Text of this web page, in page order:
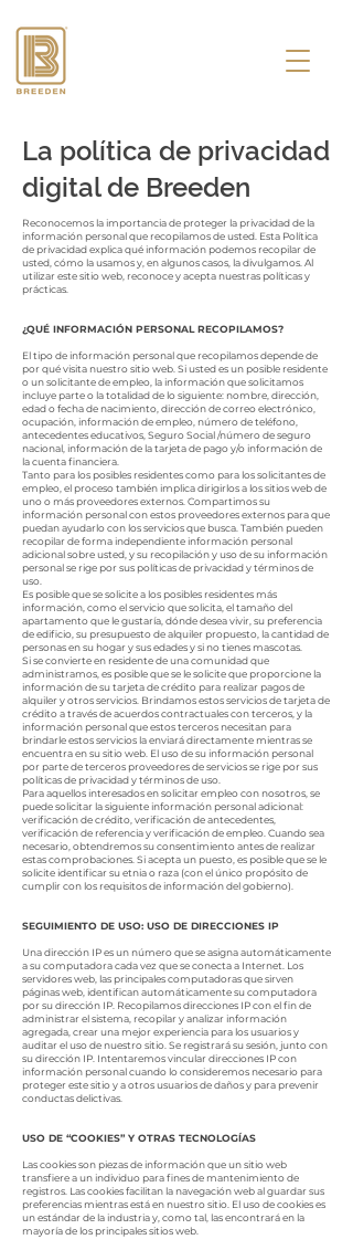
La política de privacidad
digital de Breeden
Reconocemos la importancia de proteger la privacidad de la
información personal que recopilamos de usted. Esta Política
de privacidad explica qué información podemos recopilar de
usted, cómo la usamos y, en algunos casos, la divulgamos. Al
utilizar este sitio web, reconoce y acepta nuestras políticas y
prácticas.
¿QUÉ INFORMACIÓN PERSONAL RECOPILAMOS?
El tipo de información personal que recopilamos depende de
por qué visita nuestro sitio web. Si usted es un posible residente
o un solicitante de empleo, la información que solicitamos
incluye parte o la totalidad de lo siguiente: nombre, dirección,
edad o fecha de nacimiento, dirección de correo electrónico,
ocupación, información de empleo, número de teléfono,
antecedentes educativos, Seguro Social /número de seguro
nacional, información de la tarjeta de pago y/o información de
la cuenta financiera.
Tanto para los posibles residentes como para los solicitantes de
empleo, el proceso también implica dirigirlos a los sitios web de
uno o más proveedores externos. Compartimos su
información personal con estos proveedores externos para que
puedan ayudarlo con los servicios que busca. También pueden
recopilar de forma independiente información personal
adicional sobre usted, y su recopilación y uso de su información
personal se rige por sus políticas de privacidad y términos de
uso.
Es posible que se solicite a los posibles residentes más
información, como el servicio que solicita, el tamaño del
apartamento que le gustaría, dónde desea vivir, su preferencia
de edificio, su presupuesto de alquiler propuesto, la cantidad de
personas en su hogar y sus edades y si no tienes mascotas.
Si se convierte en residente de una comunidad que
administramos, es posible que se le solicite que proporcione la
información de su tarjeta de crédito para realizar pagos de
alquiler y otros servicios. Brindamos estos servicios de tarjeta de
crédito a través de acuerdos contractuales con terceros, y la
información personal que estos terceros necesitan para
brindarle estos servicios la enviará directamente mientras se
encuentra en su sitio web. El uso de su información personal
por parte de terceros proveedores de servicios se rige por sus
políticas de privacidad y términos de uso.
Para aquellos interesados en solicitar empleo con nosotros, se
puede solicitar la siguiente información personal adicional:
verificación de crédito, verificación de antecedentes,
verificación de referencia y verificación de empleo. Cuando sea
necesario, obtendremos su consentimiento antes de realizar
estas comprobaciones. Si acepta un puesto, es posible que se le
solicite identificar su etnia o raza (con el único propósito de
cumplir con los requisitos de información del gobierno).
SEGUIMIENTO DE USO: USO DE DIRECCIONES IP
Una dirección IP es un número que se asigna automáticamente
a su computadora cada vez que se conecta a Internet. Los
servidores web, las principales computadoras que sirven
páginas web, identifican automáticamente su computadora
por su dirección IP. Recopilamos direcciones IP con el fin de
administrar el sistema, recopilar y analizar información
agregada, crear una mejor experiencia para los usuarios y
auditar el uso de nuestro sitio. Se registrará su sesión, junto con
su dirección IP. Intentaremos vincular direcciones IP con
información personal cuando lo consideremos necesario para
proteger este sitio y a otros usuarios de daños y para prevenir
conductas delictivas.
USO DE “COOKIES” Y OTRAS TECNOLOGÍAS
Las cookies son piezas de información que un sitio web
transfiere a un individuo para fines de mantenimiento de
registros. Las cookies facilitan la navegación web al guardar sus
preferencias mientras está en nuestro sitio. El uso de cookies es
un estándar de la industria y, como tal, las encontrará en la
mayoría de los principales sitios web.